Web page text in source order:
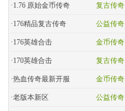
复古传奇
·1.76 原始金币传奇
公益传奇
·176精品复古传奇
金币传奇
·176英雄合击
复古传奇
·170英雄合击
金币传奇
·热血传奇最新开服
公益传奇
·老版本新区